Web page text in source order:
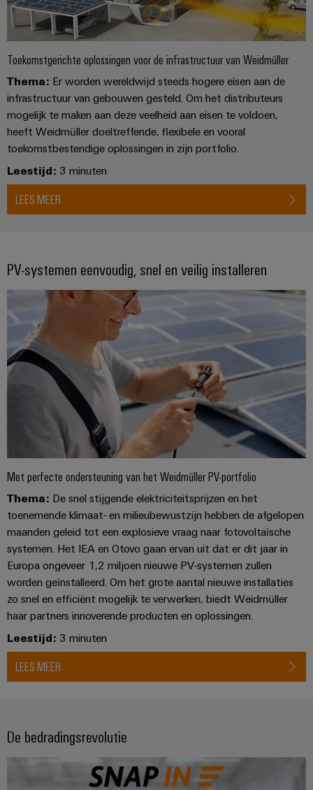
Toekomstgerichte oplossingen voor de infrastructuur van Weidmüller
Thema: Er worden wereldwijd steeds hogere eisen aan de
infrastructuur van gebouwen gesteld. Om het distributeurs
mogelijk te maken aan deze veelheid aan eisen te voldoen,
heeft Weidmüller doeltreffende, flexibele en vooral
toekomstbestendige oplossingen in zijn portfolio.
Leestijd: 3 minuten
LEES MEER
PV-systemen eenvoudig, snel en veilig installeren
Met perfecte ondersteuning van het Weidmüller PV-portfolio
Thema: De snel stijgende elektriciteitsprijzen en het
toenemende klimaat- en milieubewustzijn hebben de afgelopen
maanden geleid tot een explosieve vraag naar fotovoltaïsche
systemen. Het IEA en Otovo gaan ervan uit dat er dit jaar in
Europa ongeveer 1,2 miljoen nieuwe PV-systemen zullen
worden geïnstalleerd. Om het grote aantal nieuwe installaties
zo snel en efficiënt mogelijk te verwerken, biedt Weidmüller
haar partners innoverende producten en oplossingen.
Leestijd: 3 minuten
LEES MEER
De bedradingsrevolutie